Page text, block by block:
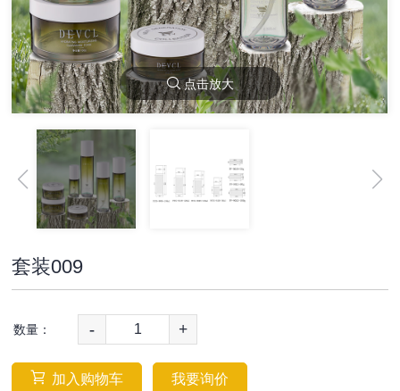
点击放大
套装009
数量： - +
加入购物车 我要询价